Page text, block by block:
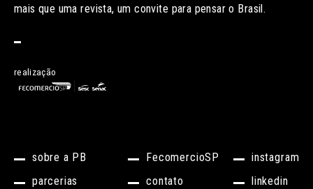
sobre a PB
parcerias
FecomercioSP
contato
instagram
linkedin
mais que uma revista, um convite para pensar o Brasil.
realização